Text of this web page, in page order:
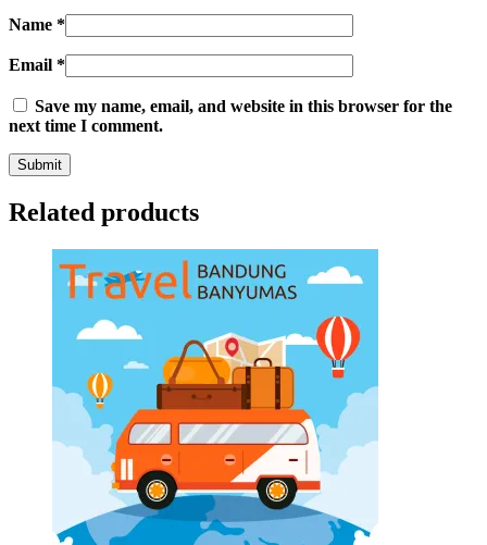
Name *
Email *
Save my name, email, and website in this browser for the
next time I comment.
Related products